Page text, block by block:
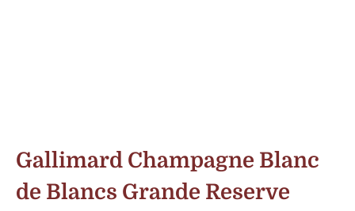
Gallimard Champagne Blanc
de Blancs Grande Reserve